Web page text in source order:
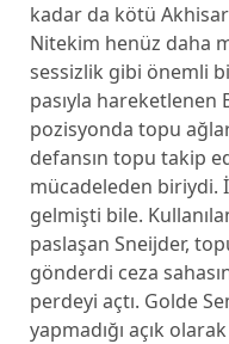
kadar da kötü Akhisar
Nitekim henüz daha
sessizlik gibi önemli
pasıyla hareketlenen
pozisyonda topu
defansın topu takip
mücadeleden biriydi.
gelmişti bile.
paslaşan Sneijder,
gönderdi ceza
perdeyi açtı. Golde
yapmadığı açık